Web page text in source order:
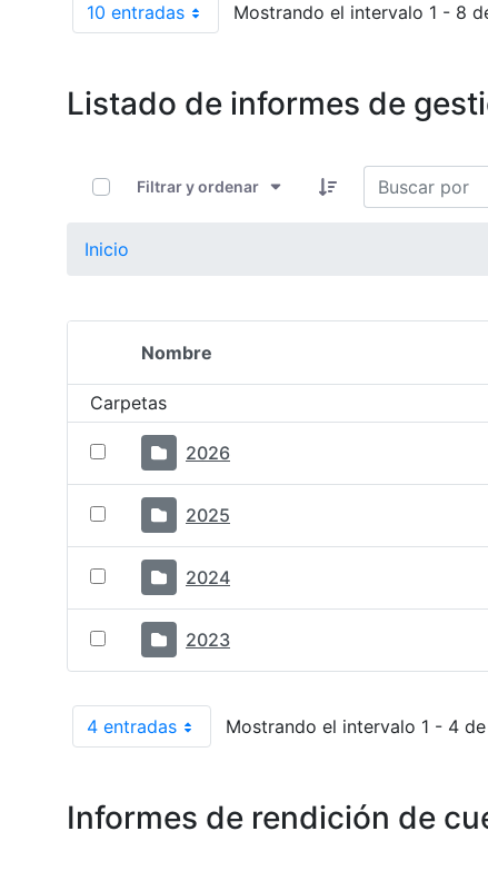
10 entradasPor páginaMostrando el intervalo 1 - 8
Listado de informes de
Filtrar y ordenar
Inicio
Selección del elemento
Nombre
Carpetas
2026
2025
2024
2023
4 entradasPor páginaMostrando el intervalo 1 - 4
Informes de rendición de